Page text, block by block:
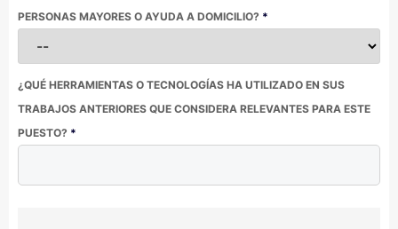
PERSONAS MAYORES O AYUDA A DOMICILIO? *
¿QUÉ HERRAMIENTAS O TECNOLOGÍAS HA UTILIZADO EN SUS
TRABAJOS ANTERIORES QUE CONSIDERA RELEVANTES PARA ESTE
PUESTO? *